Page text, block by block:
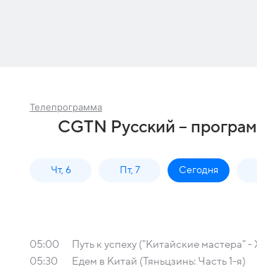
Телепрограмма
CGTN Русский –
Чт, 6 Пт, 7 Сегодня
05:00
Путь к успеху ("Китайские мастера"
05:30
Едем в Китай (Тяньцзинь: Часть 1-я)